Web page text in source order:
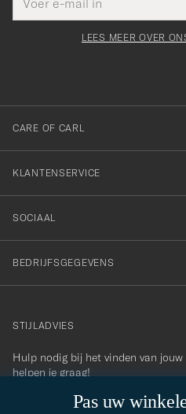
Pas uw
mailadres
veld
voor
onze
nieuwsbrief!
LEES MEER OVER
CARE OF CARL
KLANTENSERVICE
SOCIAAL
BEDRIJFSGEGEVENS
contact@careofcarl.com
STIJLADVIES
Hulp nodig bij het vinden van
helpen je graag!
STIJLADVIES